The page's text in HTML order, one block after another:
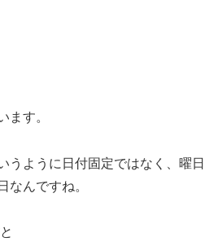
ます。
うように日付固定ではなく、曜日
なんですね。